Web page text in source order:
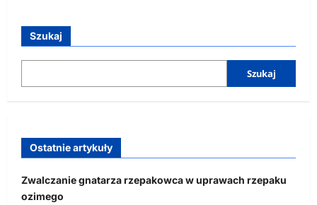
Szukaj
Szukaj
Ostatnie artykuły
Zwalczanie gnatarza rzepakowca w uprawach rzepaku
ozimego